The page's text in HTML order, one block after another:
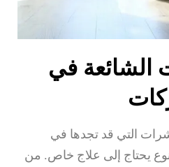
الشائعة في
التي قد تجدها في
يحتاج إلى علاج خاص. من